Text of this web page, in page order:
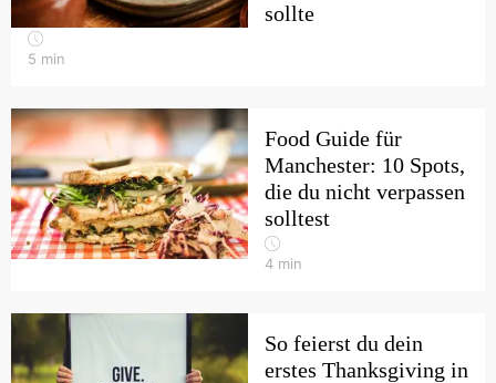
sollte
5 min
Food Guide für
Manchester: 10 Spots,
die du nicht verpassen
solltest
4 min
So feierst du dein
erstes Thanksgiving in